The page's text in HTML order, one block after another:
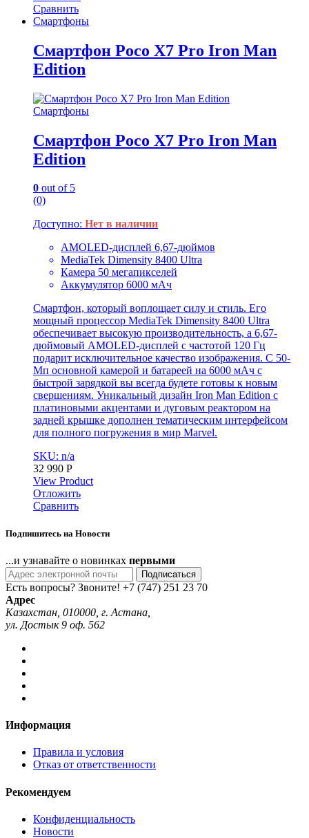
Сравнить
Смартфоны
Смартфон Poco X7 Pro Iron Man
Edition
Смартфоны
Смартфон Poco X7 Pro Iron Man
Edition
0 out of 5
(0)
Доступно: Нет в наличии
AMOLED-дисплей 6,67-дюймов
MediaTek Dimensity 8400 Ultra
Камера 50 мегапикселей
Аккумулятор 6000 мАч
Смартфон, который воплощает силу и стиль. Его
мощный процессор MediaTek Dimensity 8400 Ultra
обеспечивает высокую производительность, а 6,67-
дюймовый AMOLED-дисплей с частотой 120 Гц
подарит исключительное качество изображения. С 50-
Мп основной камерой и батареей на 6000 мАч с
быстрой зарядкой вы всегда будете готовы к новым
свершениям. Уникальный дизайн Iron Man Edition с
платиновыми акцентами и дуговым реактором на
задней крышке дополнен тематическим интерфейсом
для полного погружения в мир Marvel.
SKU: n/a
32 990 Р
View Product
Отложить
Сравнить
Подпишитесь на Новости
...и узнавайте о новинках первыми
Подписаться
Есть вопросы? Звоните! +7 (747) 251 23 70
Адрес
Казахстан, 010000, г. Астана,
ул. Достык 9 оф. 562
Информация
Правила и условия
Отказ от ответственности
Рекомендуем
Конфиденциальность
Новости